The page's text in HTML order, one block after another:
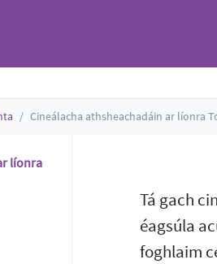
Cineálacha athsheachadáin ar líonra
líonra
Tá gach
éagsúla
foghlaim